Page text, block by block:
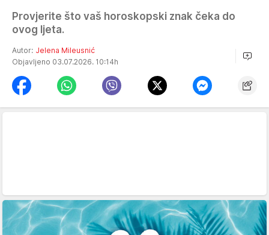
Provjerite što vaš horoskopski znak čeka do
ovog ljeta.
Autor: Jelena Mileusnić
Objavljeno 03.07.2026. 10:14h